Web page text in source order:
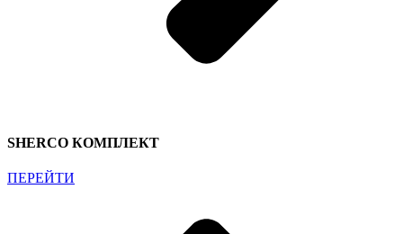
SHERCO КОМПЛЕКТ
ПЕРЕЙТИ